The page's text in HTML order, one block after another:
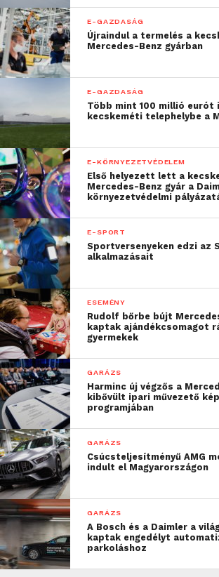
E-GAZDASÁG
Újraindul a termelés a
Mercedes-Benz gyárban
E-GAZDASÁG
Több mint 100 millió eurót
kecskeméti telephelybe a
E-KÖRNYEZETVÉDELEM
Első helyezett lett a
Mercedes-Benz gyár a
környezetvédelmi
E-SPORT
Sportversenyeken edzi az
alkalmazásait
ESEMÉNY
Rudolf bőrbe bújt
kaptak ajándékcsomagot
gyermekek
GARÁZS
Harminc új végzős a
kibővült ipari művezető
programjában
GARÁZS
Csúcsteljesítményű AMG
indult el Magyarországon
GARÁZS
A Bosch és a Daimler a
kaptak engedélyt
parkoláshoz